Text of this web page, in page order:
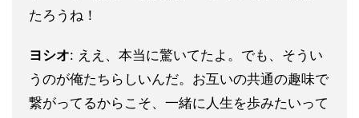
たろうね！
ヨシオ: ええ、本当に驚いてたよ。でも、そうい
うのが俺たちらしいんだ。お互いの共通の趣味で
繋がってるからこそ、一緒に人生を歩みたいって